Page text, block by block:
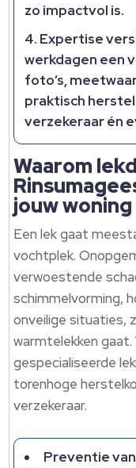
zo impactvol is.​
Expertise
werkdagen een
foto’s,
praktisch
verzekeraar én
Waarom
jouw
Een lek gaat
vochtplek.​
verwoestende
schimmelvorming,
onveilige situaties,
warmtelekken gaat.​
gespecialiseerde
torenhoge
verzekeraar.​
Preventie